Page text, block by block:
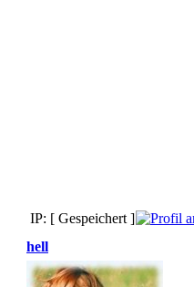
IP: [ Gespeichert ]
hell